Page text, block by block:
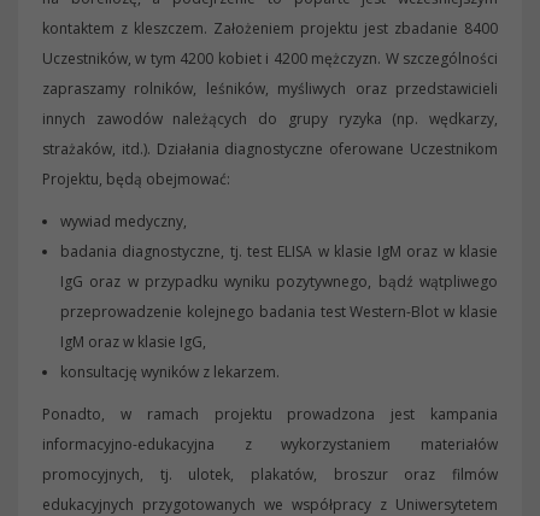
kontaktem z kleszczem. Założeniem projektu jest zbadanie 8400
Uczestników, w tym 4200 kobiet i 4200 mężczyzn. W szczególności
zapraszamy rolników, leśników, myśliwych oraz przedstawicieli
innych zawodów należących do grupy ryzyka (np. wędkarzy,
strażaków, itd.). Działania diagnostyczne oferowane Uczestnikom
Projektu, będą obejmować:
wywiad medyczny,
badania diagnostyczne, tj. test ELISA w klasie IgM oraz w klasie
IgG oraz w przypadku wyniku pozytywnego, bądź wątpliwego
przeprowadzenie kolejnego badania test Western-Blot w klasie
IgM oraz w klasie IgG,
konsultację wyników z lekarzem.
Ponadto, w ramach projektu prowadzona jest kampania
informacyjno-edukacyjna z wykorzystaniem materiałów
promocyjnych, tj. ulotek, plakatów, broszur oraz filmów
edukacyjnych przygotowanych we współpracy z Uniwersytetem